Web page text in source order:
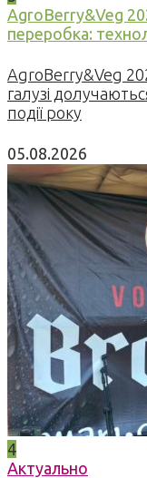
AgroBerry&Veg
переробка:
AgroBerry&Veg
галузі
події року
05.08.2026
4
Актуально